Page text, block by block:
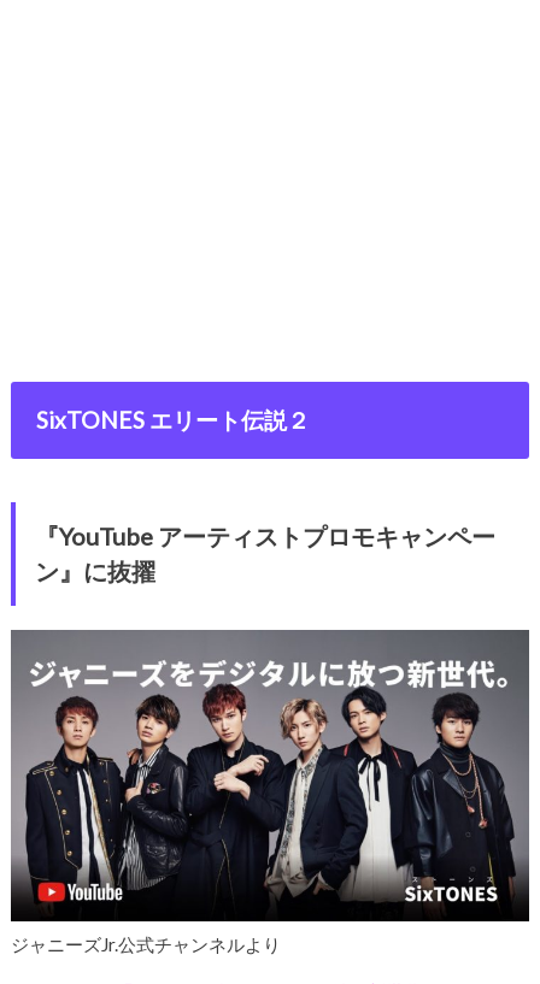
SixTONES エリート伝説２
『YouTube アーティストプロモキャンペー
ン』に抜擢
ジャニーズJr.公式チャンネルより